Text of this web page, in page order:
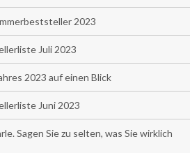
2023
Juli 2023
2023 auf einen Blick
Juni 2023
Sagen Sie zu selten, was Sie wirklich